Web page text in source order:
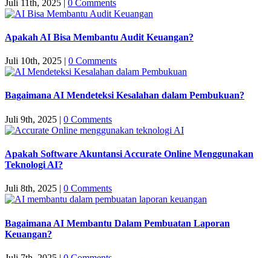
Juli 11th, 2025 | 0 Comments
Apakah AI Bisa Membantu Audit Keuangan?
Juli 10th, 2025 | 0 Comments
Bagaimana AI Mendeteksi Kesalahan dalam Pembukuan?
Juli 9th, 2025 | 0 Comments
Apakah Software Akuntansi Accurate Online Menggunakan
Teknologi AI?
Juli 8th, 2025 | 0 Comments
Bagaimana AI Membantu Dalam Pembuatan Laporan
Keuangan?